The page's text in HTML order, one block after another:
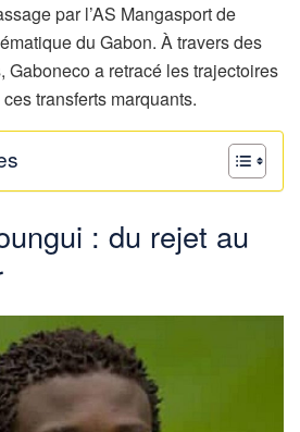
par l’AS Mangasport de
du Gabon. À travers des
Gaboneco a retracé les trajectoires
transferts marquants.
: du rejet au